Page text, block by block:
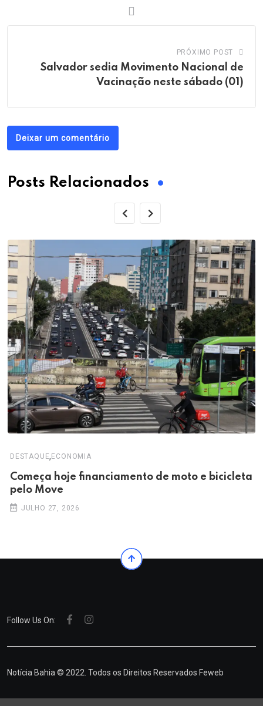
PRÓXIMO POST
Salvador sedia Movimento Nacional de
Vacinação neste sábado (01)
Deixar um comentário
Posts Relacionados
DESTAQUE, ECONOMIA
Começa hoje financiamento de moto e bicicleta
pelo Move
JULHO 27, 2026
Follow Us On:
Notícia Bahia © 2022. Todos os Direitos Reservados Feweb